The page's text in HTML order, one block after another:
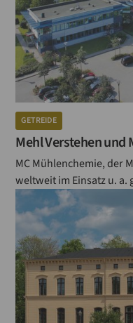
GETREIDE
Mehl Verstehen und
MC Mühlenchemie, der
weltweit im Einsatz u. a.